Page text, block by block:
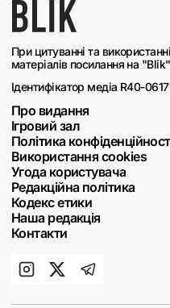
При цитуванні та
матеріалів посилання на
Ідентифікатор медіа R40-
Про видання
Ігровий зал
Політика
Використання cookies
Угода користувача
Редакційна політика
Кодекс етики
Наша редакція
Контакти